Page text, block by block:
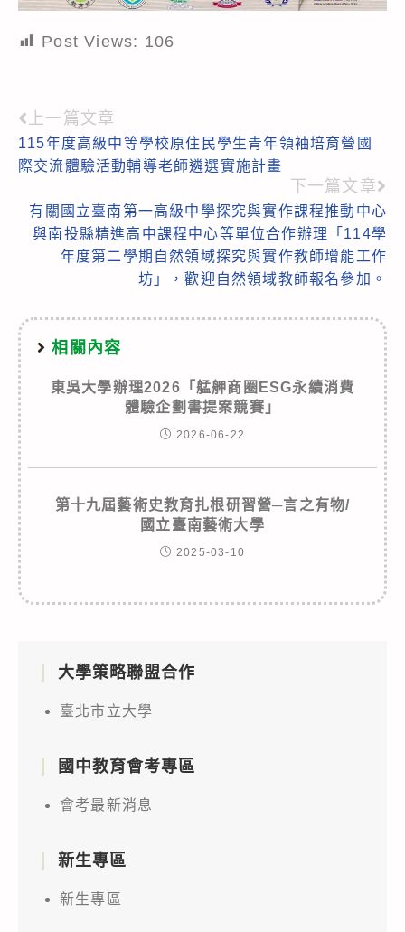
Post Views: 106
Read
more
上一篇文章
115年度高級中等學校原住民學生青年領袖培育營國
際交流體驗活動輔導老師遴選實施計畫
下一篇文章
有關國立臺南第一高級中學探究與實作課程推動中心
與南投縣精進高中課程中心等單位合作辦理「114學
年度第二學期自然領域探究與實作教師增能工作
坊」，歡迎自然領域教師報名參加。
相關內容
東吳大學辦理2026「艋舺商圈ESG永續消費
體驗企劃書提案競賽」
2026-06-22
第十九屆藝術史教育扎根研習營─言之有物/
國立臺南藝術大學
2025-03-10
大學策略聯盟合作
臺北市立大學
國中教育會考專區
會考最新消息
新生專區
新生專區